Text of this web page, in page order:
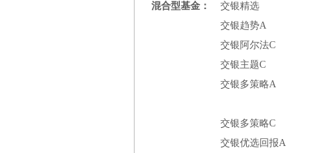
混合型基金： 交银精选
交银趋势A
交银阿尔法C
交银主题C
交银多策略A
交银多策略C
交银优选回报A